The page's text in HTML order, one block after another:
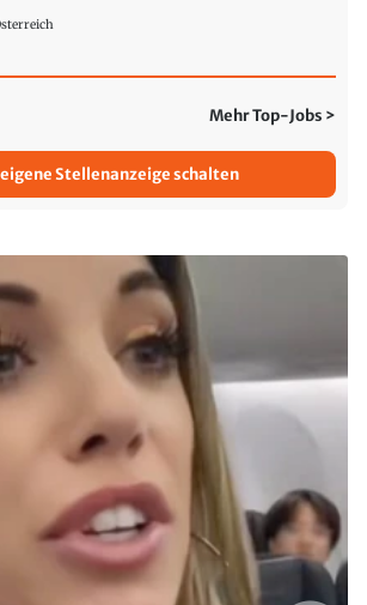
Mehr Top-Jobs >
Stellenanzeige schalten